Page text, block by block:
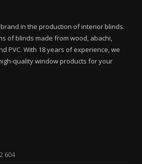
in the production of interior blinds.
of blinds made from wood, abachi,
PVC. With 18 years of experience, we
quality window products for your
604